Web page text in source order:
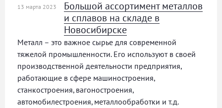
13 марта 2023
Большой ассортимент металлов
и сплавов на складе в
Новосибирске
Металл – это важное сырье для современной
тяжелой промышленности. Его используют в своей
производственной деятельности предприятия,
работающие в сфере машиностроения,
станкостроения, вагоностроения,
автомобилестроения, металлообработки и т.д.